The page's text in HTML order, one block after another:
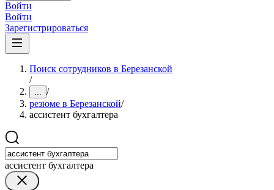
Войти
Войти
Зарегистрироваться
Поиск сотрудников в Березанской
/
... /
резюме в Березанской/
ассистент бухгалтера
ассистент бухгалтера